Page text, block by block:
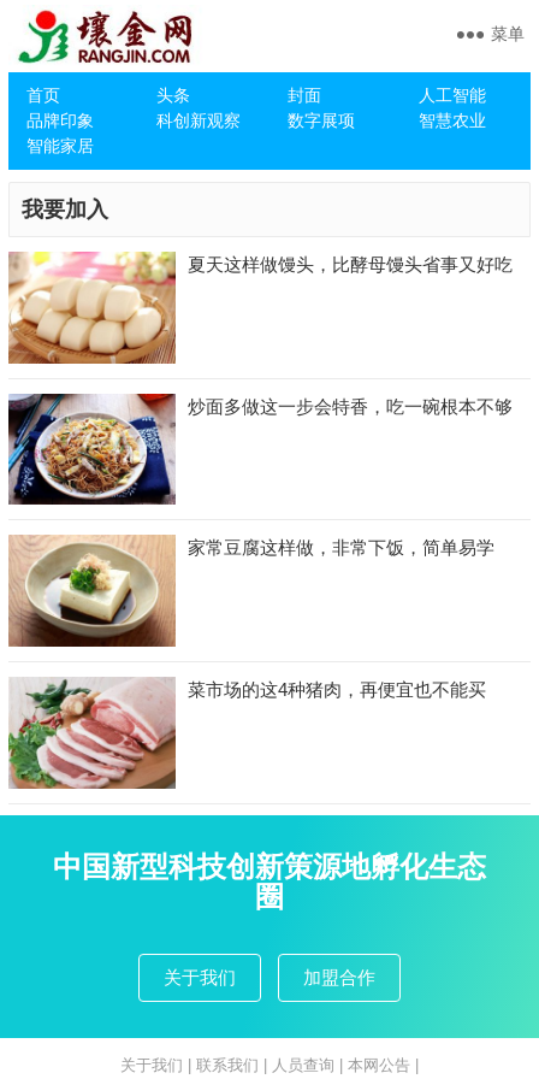
首页 头条 封面
人工智能
品牌印象
科创新观察 数字展项
智慧农业
智能家居
菜单
我要加入
夏天这样做馒头，比酵母馒头省事又好吃
炒面多做这一步会特香，吃一碗根本不够
家常豆腐这样做，非常下饭，简单易学
菜市场的这4种猪肉，再便宜也不能买
中国新型科技创新策源地孵化生态
圈
关于我们 加盟合作
关于我们 联系我们 人员查询 本网公告